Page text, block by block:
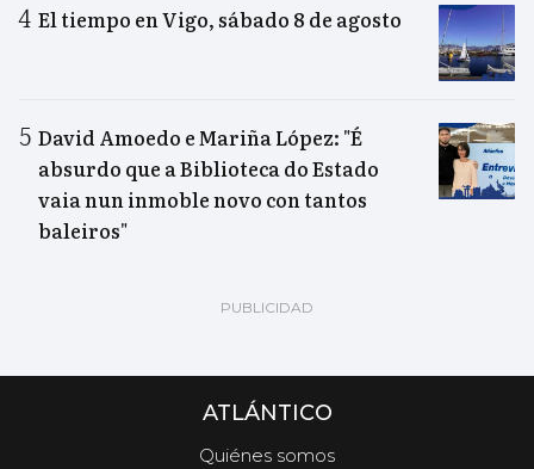
El tiempo en Vigo, sábado 8 de agosto
David Amoedo e Mariña López: "É
absurdo que a Biblioteca do Estado
vaia nun inmoble novo con tantos
baleiros"
ATLÁNTICO
Quiénes somos